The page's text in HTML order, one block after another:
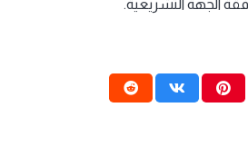
الجهة التشريعية.